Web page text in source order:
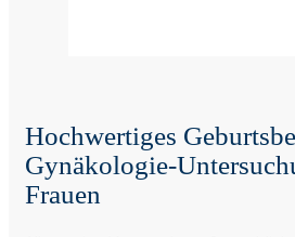
Hochwertiges
Gynäkologie-
Frauen